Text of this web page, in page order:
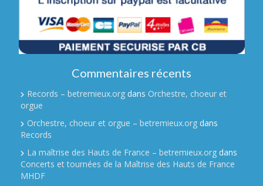
Commentaires récents
Records – betremieux.org dans Orchestre, choeur et
orgue
Orchestre, choeur et orgue – betremieux.org dans
Records
La maîtrise des Hauts de France – betremieux.org dans
Concerts et tournées de la Maîtrise des Hauts de France
MHDF